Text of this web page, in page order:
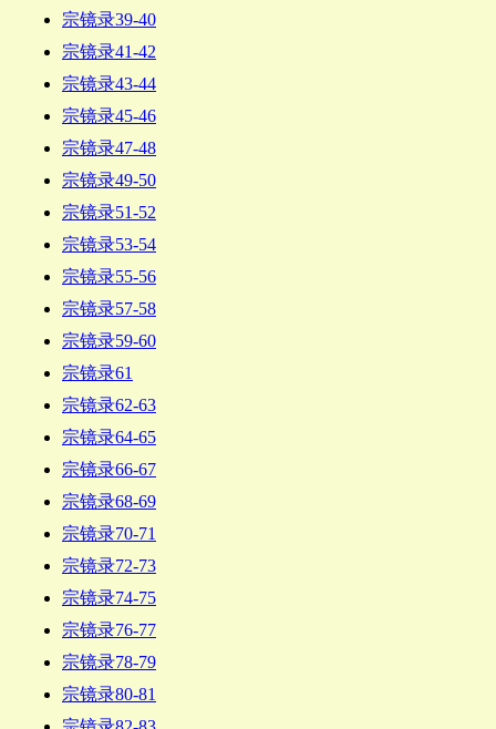
宗镜录39-40
宗镜录41-42
宗镜录43-44
宗镜录45-46
宗镜录47-48
宗镜录49-50
宗镜录51-52
宗镜录53-54
宗镜录55-56
宗镜录57-58
宗镜录59-60
宗镜录61
宗镜录62-63
宗镜录64-65
宗镜录66-67
宗镜录68-69
宗镜录70-71
宗镜录72-73
宗镜录74-75
宗镜录76-77
宗镜录78-79
宗镜录80-81